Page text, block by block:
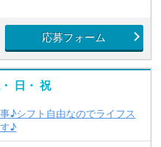
応募フォーム
日・ 祝
♪シフト自由なのでライフス
♪